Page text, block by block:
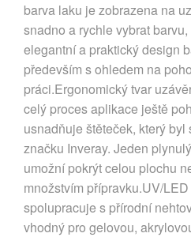
barva laku je zobrazena na
snadno a rychle vybrat
elegantní a praktický design
především s ohledem na
práci.Ergonomický tvar
celý proces aplikace ještě
usnadňuje štěteček, který
značku Inveray. Jeden
umožní pokrýt celou plochu
množstvím přípravku.UV/
spolupracuje s přírodní
vhodný pro gelovou,